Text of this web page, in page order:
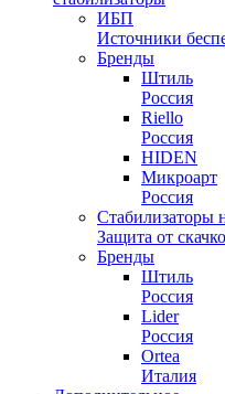
ИБП
Источники
Бренды
Штиль
Россия
Riello
Россия
HIDEN
Микроарт
Россия
Стабилизаторы
Защита от
Бренды
Штиль
Россия
Lider
Россия
Ortea
Италия